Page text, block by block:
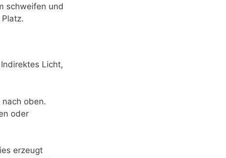
schweifen und
Licht,
oben.
oder
erzeugt